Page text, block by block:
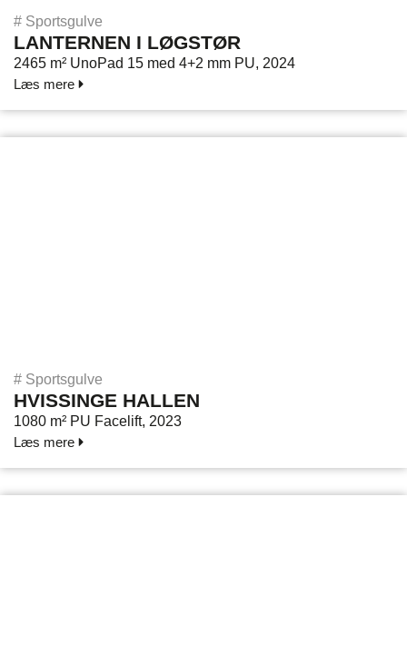
# Sportsgulve
LANTERNEN I LØGSTØR
2465 m² UnoPad 15 med 4+2 mm PU, 2024
Læs mere
# Sportsgulve
HVISSINGE HALLEN
1080 m² PU Facelift, 2023
Læs mere